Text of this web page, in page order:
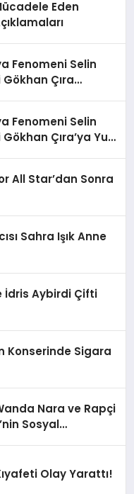
Eden
Fenomeni Selin
Gökhan Çıra
Fenomeni Selin
Çıra’ya Yurt
All Star’dan Sonra
Sahra Işık Anne
İdris Aybirdi Çifti
Konserinde Sigara
Nara ve Rapçi
Sosyal
Olay Yarattı!